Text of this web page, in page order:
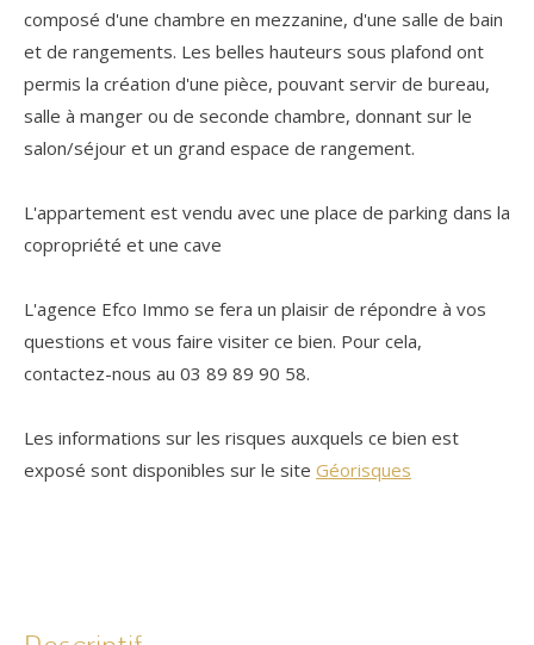
composé d'une chambre en mezzanine, d'une salle de bain
et de rangements. Les belles hauteurs sous plafond ont
permis la création d'une pièce, pouvant servir de bureau,
salle à manger ou de seconde chambre, donnant sur le
salon/séjour et un grand espace de rangement.
L'appartement est vendu avec une place de parking dans la
copropriété et une cave
L'agence Efco Immo se fera un plaisir de répondre à vos
questions et vous faire visiter ce bien. Pour cela,
contactez-nous au 03 89 89 90 58.
Les informations sur les risques auxquels ce bien est
exposé sont disponibles sur le site Géorisques